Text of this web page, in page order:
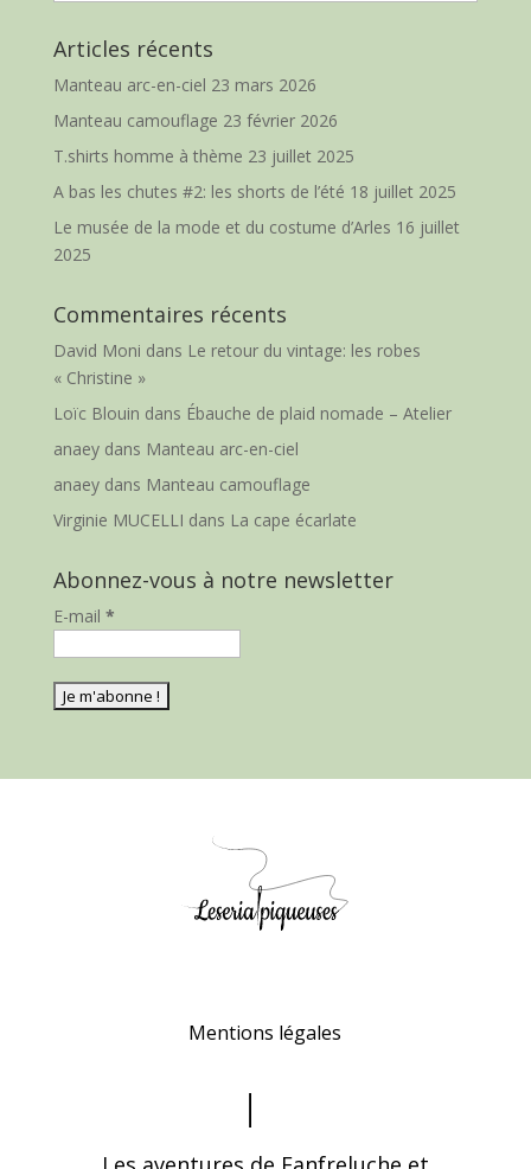
Articles récents
Manteau arc-en-ciel 23 mars 2026
Manteau camouflage 23 février 2026
T.shirts homme à thème 23 juillet 2025
A bas les chutes #2: les shorts de l’été 18 juillet 2025
Le musée de la mode et du costume d’Arles 16 juillet
2025
Commentaires récents
David Moni dans Le retour du vintage: les robes
« Christine »
Loïc Blouin dans Ébauche de plaid nomade – Atelier
anaeydans Manteau arc-en-ciel
anaeydans Manteau camouflage
Virginie MUCELLI dans La cape écarlate
Abonnez-vous à notre newsletter
E-mail *
Mentions légales